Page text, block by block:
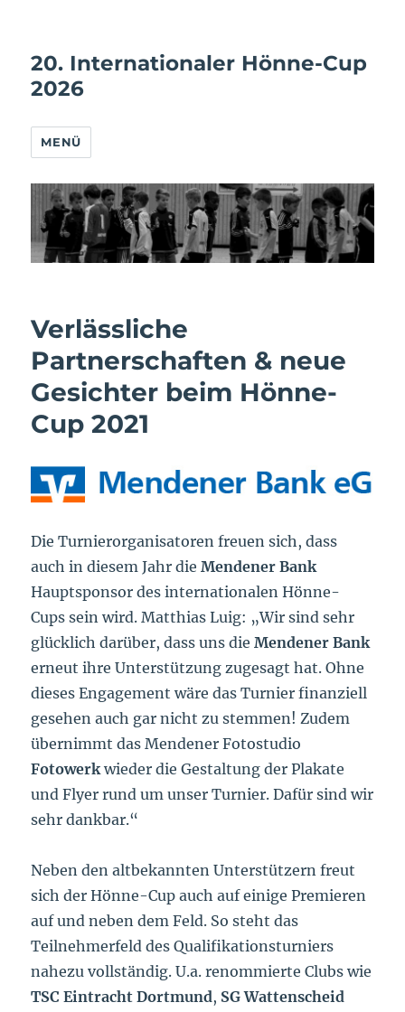
20. Internationaler Hönne-Cup
2026
MENÜ
Verlässliche
Partnerschaften & neue
Gesichter beim Hönne-
Cup 2021
Die Turnierorganisatoren freuen sich, dass
auch in diesem Jahr dieMendener Bank
Hauptsponsor des internationalen Hönne-
Cups sein wird. Matthias Luig: „Wir sind sehr
glücklich darüber, dass uns dieMendener Bank
erneut ihre Unterstützung zugesagt hat. Ohne
dieses Engagement wäre das Turnier finanziell
gesehen auch gar nicht zu stemmen! Zudem
übernimmt das Mendener Fotostudio
Fotowerkwieder die Gestaltung der Plakate
und Flyer rund um unser Turnier. Dafür sind wir
sehr dankbar.“
Neben den altbekannten Unterstützern freut
sich der Hönne-Cup auch auf einige Premieren
auf und neben dem Feld. So steht das
Teilnehmerfeld des Qualifikationsturniers
nahezu vollständig. U.a. renommierte Clubs wie
TSC Eintracht Dortmund, SG Wattenscheid